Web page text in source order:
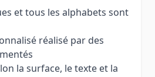
et tous les alphabets sont
réalisé par des
la surface, le texte et la